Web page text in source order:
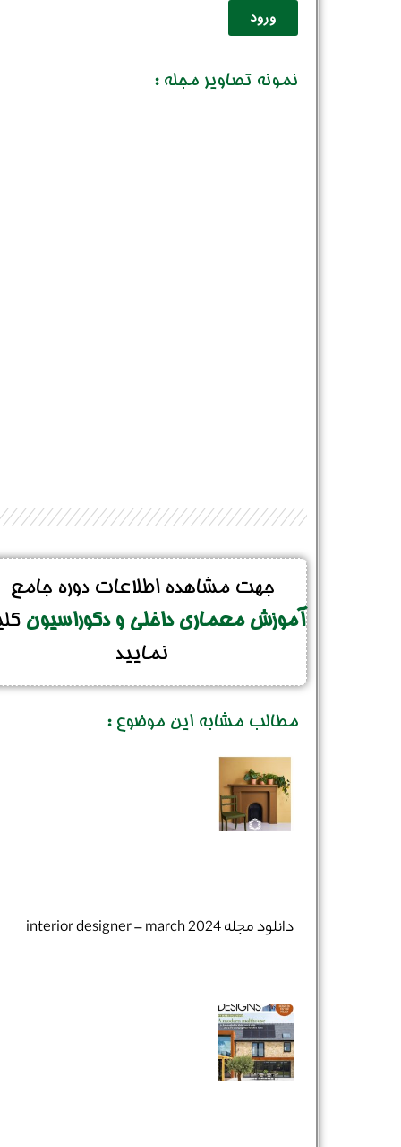
ورود
نمونه تصاویر مجله :
جهت مشاهده اطلاعات دوره جامع
آموزش معماری داخلی و دکوراسیون
نمایید
مطالب مشابه این موضوع :
دانلود مجله interior designer – march 2024